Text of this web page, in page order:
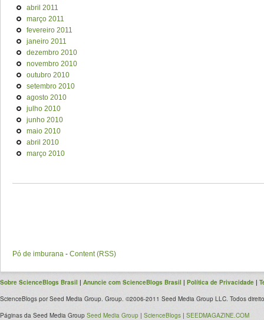
abril 2011
março 2011
fevereiro 2011
janeiro 2011
dezembro 2010
novembro 2010
outubro 2010
setembro 2010
agosto 2010
julho 2010
junho 2010
maio 2010
abril 2010
março 2010
Pó de imburana - Content (RSS)
Sobre ScienceBlogs Brasil | Anuncie com ScienceBlogs Brasil | Política de Privacidade |
ScienceBlogs por Seed Media Group. Group. ©2006-2011 Seed Media Group LLC. Todos
Páginas da Seed Media Group Seed Media Group | ScienceBlogs | SEEDMAGAZINE.COM